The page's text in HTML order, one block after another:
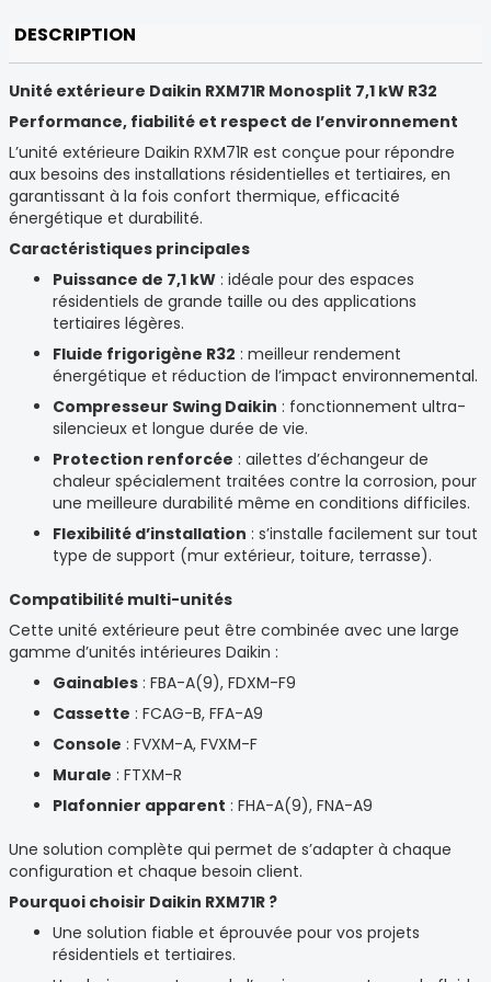
DESCRIPTION
Unité extérieure Daikin RXM71R Monosplit 7,1 kW R32
Performance, fiabilité et respect de l’environnement
L’unité extérieure Daikin RXM71R est conçue pour répondre
aux besoins des installations résidentielles et tertiaires, en
garantissant à la fois confort thermique, efficacité
énergétique et durabilité.
Caractéristiques principales
Puissance de 7,1 kW : idéale pour des espaces
résidentiels de grande taille ou des applications
tertiaires légères.
Fluide frigorigène R32 : meilleur rendement
énergétique et réduction de l’impact environnemental.
Compresseur Swing Daikin : fonctionnement ultra-
silencieux et longue durée de vie.
Protection renforcée : ailettes d’échangeur de
chaleur spécialement traitées contre la corrosion, pour
une meilleure durabilité même en conditions difficiles.
Flexibilité d’installation : s’installe facilement sur tout
type de support (mur extérieur, toiture, terrasse).
Compatibilité multi-unités
Cette unité extérieure peut être combinée avec une large
gamme d’unités intérieures Daikin :
Gainables : FBA-A(9), FDXM-F9
Cassette : FCAG-B, FFA-A9
Console : FVXM-A, FVXM-F
Murale : FTXM-R
Plafonnier apparent : FHA-A(9), FNA-A9
Une solution complète qui permet de s’adapter à chaque
configuration et chaque besoin client.
Pourquoi choisir Daikin RXM71R ?
Une solution fiable et éprouvée pour vos projets
résidentiels et tertiaires.